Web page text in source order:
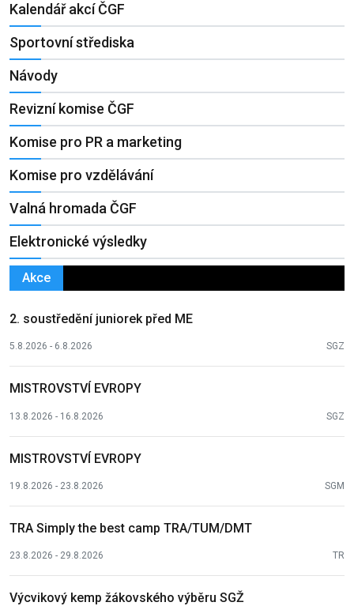
Kalendář akcí ČGF
Sportovní střediska
Návody
Revizní komise ČGF
Komise pro PR a marketing
Komise pro vzdělávání
Valná hromada ČGF
Elektronické výsledky
Akce
2. soustředění juniorek před ME
5.8.2026 - 6.8.2026 SGZ
MISTROVSTVÍ EVROPY
13.8.2026 - 16.8.2026 SGZ
MISTROVSTVÍ EVROPY
19.8.2026 - 23.8.2026 SGM
TRA Simply the best camp TRA/TUM/DMT
23.8.2026 - 29.8.2026 TR
Výcvikový kemp žákovského výběru SGŽ